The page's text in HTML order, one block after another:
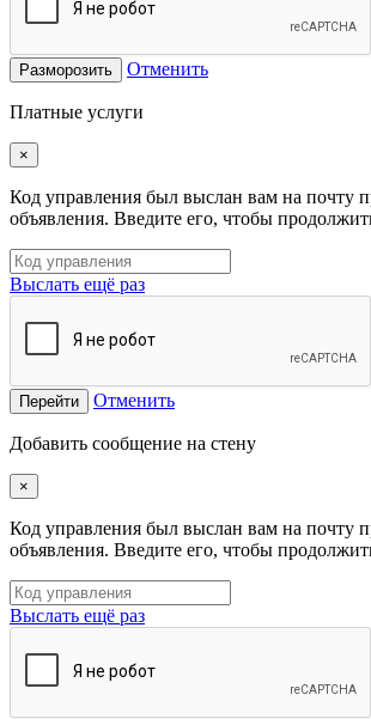
Разморозить Отменить
Платные услуги
×
Код управления был выслан вам на почту
объявления. Введите его, чтобы
Выслать ещё раз
Перейти Отменить
Добавить сообщение на стену
×
Код управления был выслан вам на почту
объявления. Введите его, чтобы
Выслать ещё раз